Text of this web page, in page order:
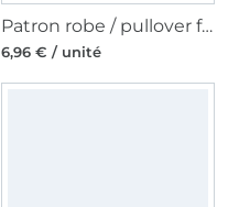
Patron robe / pullover femme pdf Marica Erbsünde, en allemand
6,96 € / unité